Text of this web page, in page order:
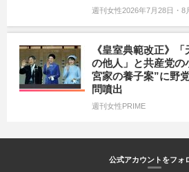
週刊女性2026年7月28日・8
《皇室典範改正》
の他人」と共産党の
宮家の養子案”に野
問噴出
週刊女性PRIME
公式アカウントをフォ